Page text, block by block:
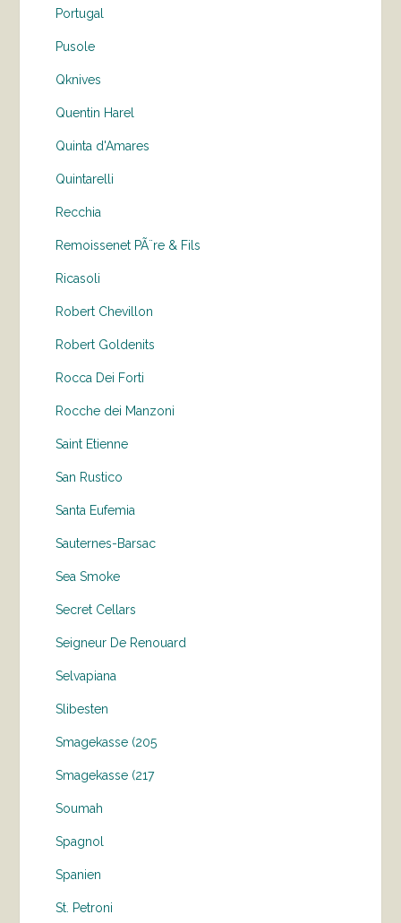
Portugal
Pusole
Qknives
Quentin Harel
Quinta d'Amares
Quintarelli
Recchia
Remoissenet PÃ¨re & Fils
Ricasoli
Robert Chevillon
Robert Goldenits
Rocca Dei Forti
Rocche dei Manzoni
Saint Etienne
San Rustico
Santa Eufemia
Sauternes-Barsac
Sea Smoke
Secret Cellars
Seigneur De Renouard
Selvapiana
Slibesten
Smagekasse (205
Smagekasse (217
Soumah
Spagnol
Spanien
St. Petroni